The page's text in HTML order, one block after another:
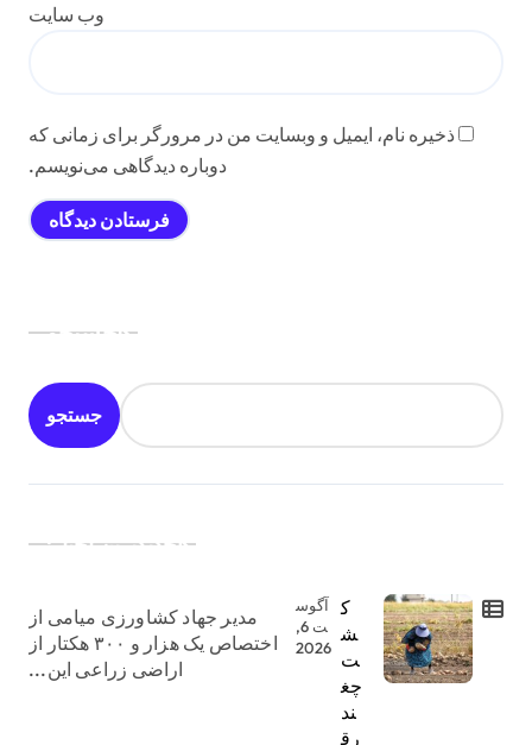
وب‌ سایت
ذخیره نام، ایمیل و وبسایت من در مرورگر برای زمانی که
دوباره دیدگاهی می‌نویسم.
جستجو
جستجو
جدیدترین اخبار:
ک
ش
ت
چغ
ند
رق
آگوس
ت 6,
2026
مدیر جهاد کشاورزی میامی از
اختصاص یک هزار و ۳۰۰ هکتار از
اراضی زراعی این...